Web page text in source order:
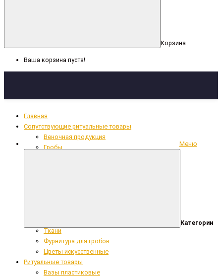
Корзина
Ваша корзина пуста!
Меню
Категории
Главная
Сопутствующие ритуальные товары
Веночная продукция
Гробы
Ткани
Фурнитура для гробов
Цветы искусственные
Ритуальные товары
Вазы пластиковые